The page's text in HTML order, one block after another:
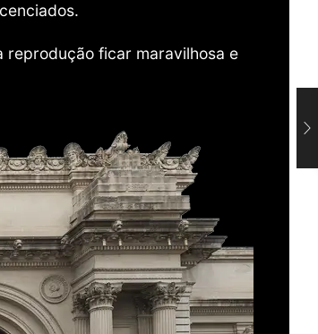
reprodução ficar maravilhosa e